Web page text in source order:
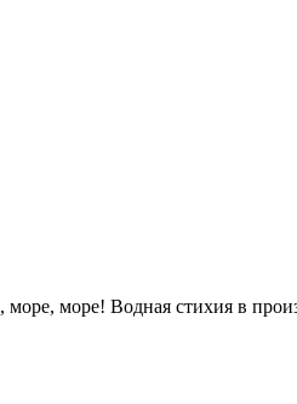
море! Водная стихия в